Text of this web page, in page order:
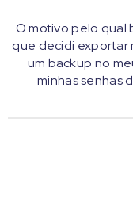
O motivo pelo qual
que decidi exportar
um backup no
minhas senhas